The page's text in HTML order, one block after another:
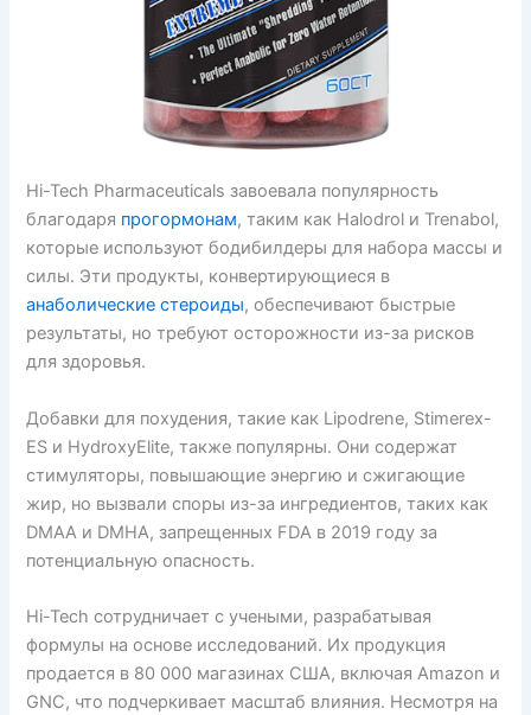
Hi-Tech Pharmaceuticals завоевала популярность
благодаря прогормонам, таким как Halodrol и Trenabol,
которые используют бодибилдеры для набора массы и
силы. Эти продукты, конвертирующиеся в
анаболические стероиды, обеспечивают быстрые
результаты, но требуют осторожности из-за рисков
для здоровья.
Добавки для похудения, такие как Lipodrene, Stimerex-
ES и HydroxyElite, также популярны. Они содержат
стимуляторы, повышающие энергию и сжигающие
жир, но вызвали споры из-за ингредиентов, таких как
DMAA и DMHA, запрещенных FDA в 2019 году за
потенциальную опасность.
Hi-Tech сотрудничает с учеными, разрабатывая
формулы на основе исследований. Их продукция
продается в 80 000 магазинах США, включая Amazon и
GNC, что подчеркивает масштаб влияния. Несмотря на